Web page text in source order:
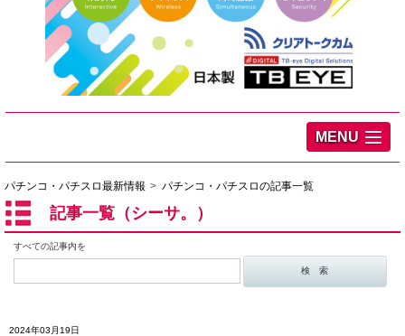
MENU
パチンコ・パチスロ最新情報 パチンコ・パチスロの記事一覧
記事一覧（シーサ。）
すべての記事内を
2024年03月19日